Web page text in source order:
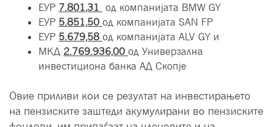
ЕУР 7.801,31 од компанијата BMW GY
ЕУР 5.851,50 од компанијата SAN FP
ЕУР 5.679,58 од компанијата ALV GY и
МКД 2.769.936,00 од Универзална
инвестициона банка АД Скопје
Овие приливи кои се резултат на инвестирањето
на пензиските заштеди акумулирани во пензиските